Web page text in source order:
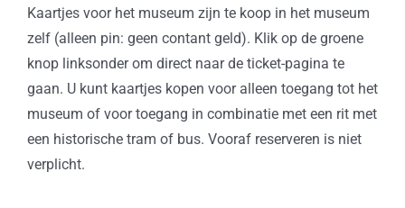
Kaartjes voor het museum zijn te koop in het museum
zelf (alleen pin: geen contant geld). Klik op de groene
knop linksonder om direct naar de ticket-pagina te
gaan. U kunt kaartjes kopen voor alleen toegang tot het
museum of voor toegang in combinatie met een rit met
een historische tram of bus. Vooraf reserveren is niet
verplicht.